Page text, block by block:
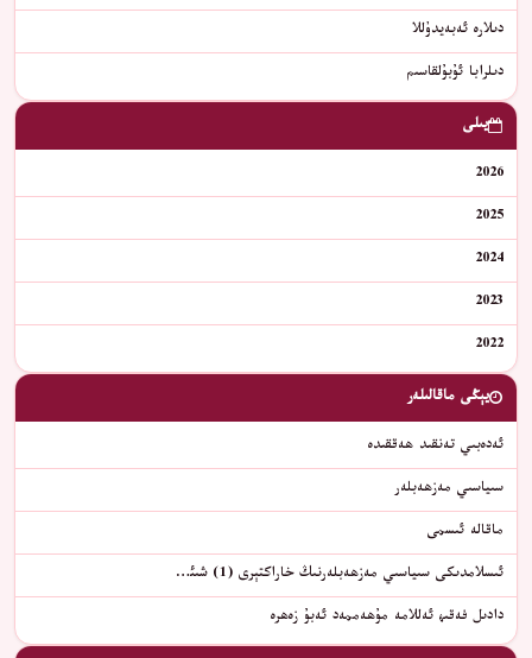
دىلارە ئەبەيدۇللا
دىلرابا ئۇبۇلقاسىم
يىلى
2026
2025
2024
2023
2022
يېڭى ماقالىلەر
ئەدەبىي تەنقىد ھەققىدە
سىياسىي مەزھەبلەر
ماقالە ئىسمى
ئىسلامدىكى سىياسىي مەزھەبلەرنىڭ خاراكتېرى (1) شىئ…
دادىل فەقىھ ئەللامە مۇھەممەد ئەبۇ زەھرە